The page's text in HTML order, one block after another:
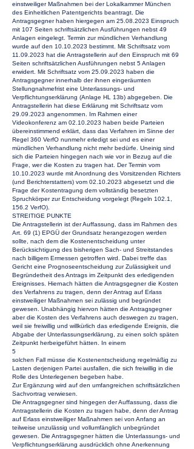
einstweiliger Maßnahmen bei der Lokalkammer München
des Einheitlichen Patentgerichts beantragt. Die
Antragsgegner haben hiergegen am 25.08.2023 Einspruch
mit 107 Seiten schriftsätzlichen Ausführungen nebst 49
Anlagen eingelegt. Termin zur mündlichen Verhandlung
wurde auf den 10.10.2023 bestimmt. Mit Schriftsatz vom
11.09.2023 hat die Antragstellerin auf den Einspruch mit 69
Seiten schriftsätzlichen Ausführungen nebst 5 Anlagen
erwidert. Mit Schriftsatz vom 25.09.2023 haben die
Antragsgegner innerhalb der ihnen eingeräumten
Stellungnahmefrist eine Unterlassungs- und
Verpflichtungserklärung (Anlage HL 13b) abgegeben. Die
Antragstellerin hat diese Erklärung mit Schriftsatz vom
29.09.2023 angenommen. Im Rahmen einer
Videokonferenz am 02.10.2023 haben beide Parteien
übereinstimmend erklärt, dass das Verfahren im Sinne der
Regel 360 VerfO nunmehr erledigt sei und es einer
mündlichen Verhandlung nicht mehr bedürfe. Uneinig sind
sich die Parteien hingegen nach wie vor in Bezug auf die
Frage, wer die Kosten zu tragen hat. Der Termin vom
10.10.2023 wurde mit Anordnung des Vorsitzenden Richters
(und Berichterstatters) vom 02.10.2023 abgesetzt und die
Frage der Kostentragung dem vollständig besetzten
Spruchkörper zur Entscheidung vorgelegt (Regeln 102.1,
156.2 VerfO).
STREITIGE PUNKTE
Die Antragstellerin ist der Auffassung, dass im Rahmen des
Art. 69 (1) EPGÜ der Grundsatz herangezogen werden
sollte, nach dem die Kostenentscheidung unter
Berücksichtigung des bisherigen Sach- und Streitstandes
nach billigem Ermessen getroffen wird. Dabei treffe das
Gericht eine Prognoseentscheidung zur Zulässigkeit und
Begründetheit des Antrags im Zeitpunkt des erledigenden
Ereignisses. Hiernach hätten die Antragsgegner die Kosten
des Verfahrens zu tragen, denn der Antrag auf Erlass
einstweiliger Maßnahmen sei zulässig und begründet
gewesen. Unabhängig hiervon hätten die Antragsgegner
aber die Kosten des Verfahrens auch deswegen zu tragen,
weil sie freiwillig und willkürlich das erledigende Ereignis, die
Abgabe der Unterlassungserklärung, zu einen solch späten
Zeitpunkt herbeigeführt hätten. In einem
5
solchen Fall müsse die Kostenentscheidung regelmäßig zu
Lasten derjenigen Partei ausfallen, die sich freiwillig in die
Rolle des Unterlegenen begeben habe.
Zur Ergänzung wird auf den umfangreichen schriftsätzlichen
Sachvortrag verwiesen.
Die Antragsgegner sind hingegen der Auffassung, dass die
Antragstellerin die Kosten zu tragen habe, denn der Antrag
auf Erlass einstweiliger Maßnahmen sei von Anfang an
teilweise unzulässig und vollumfänglich unbegründet
gewesen. Die Antragsgegner hätten die Unterlassungs- und
Verpflichtungserklärung ausdrücklich ohne Anerkennung